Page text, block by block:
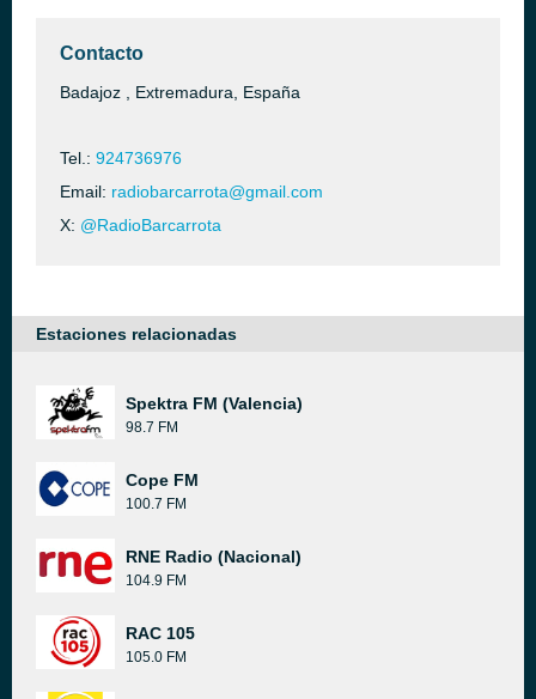
Contacto
Badajoz , Extremadura, España
Tel.: 924736976
Email: radiobarcarrota@gmail.com
X: @RadioBarcarrota
Estaciones relacionadas
Spektra FM (Valencia)
98.7 FM
Cope FM
100.7 FM
RNE Radio (Nacional)
104.9 FM
RAC 105
105.0 FM